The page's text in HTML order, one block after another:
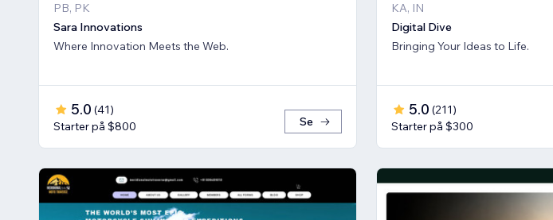
PB, PK
Sara Innovations
Where Innovation Meets the Web.
5.0 (41)
Starter på $800
Se
KA, IN
Digital Dive
Bringing Your Ideas to Life.
5.0 (211)
Starter på $300